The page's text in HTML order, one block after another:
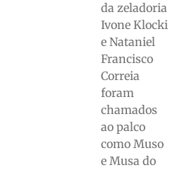
da zeladoria
Ivone Klocki
e Nataniel
Francisco
Correia
foram
chamados
ao palco
como Muso
e Musa do